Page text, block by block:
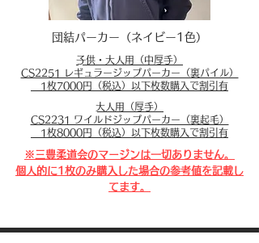
団結パーカー（ネイビー1色）
​子供・大人用（中厚手）
CS2251 レギュラージップパーカー（裏パイル）
1枚7000円（税込）以下枚数購入で割引有
​大人用（厚手）
CS2231 ワイルドジップパーカー（裏起毛）
1枚8000円（税込）以下枚数購入で割引有
※三豊柔道会のマージンは一切ありません。
​個人的に1枚のみ購入した場合の参考値を記載し
てます。